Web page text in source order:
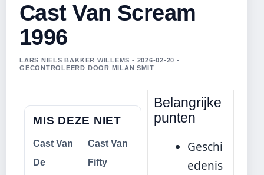
Cast Van Scream
1996
LARS NIELS BAKKER WILLEMS • 2026-02-20 •
GECONTROLEERD DOOR MILAN SMIT
MIS DEZE NIET
Cast Van
De
Cast Van
Fifty
Belangrijke
punten
Geschi
edenis